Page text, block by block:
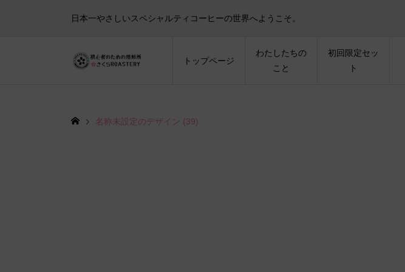
日本一やさしいスペシャルティコーヒーの世界へようこそ。
トップページ
わたしたちの
こと
初回限定セッ
ト
名称未設定のデザイン (39)